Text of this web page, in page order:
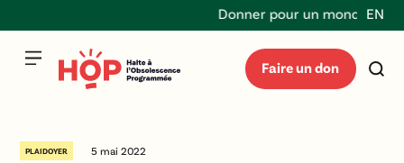
Donner pour un monde EN
Faire un don
PLAIDOYER 5 mai 2022